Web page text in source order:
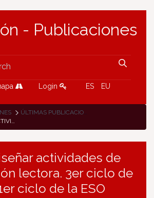
- Publicaciones
Login ES EU
ÚLTIMAS PUBLICACIONES
DE LA ESO
actividades de
lectora. 3er ciclo de
ciclo de la ESO